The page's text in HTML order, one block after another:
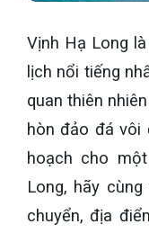
Vịnh Hạ Long
lịch nổi tiếng
quan thiên
hòn đảo đá vôi
hoạch cho
Long, hãy
chuyển, địa